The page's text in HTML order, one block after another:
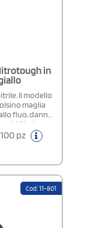
in
Il modello
maglia
fluo, danno
chi li indossa.
li puoi
su tutto il
pz
Cod: 11-801